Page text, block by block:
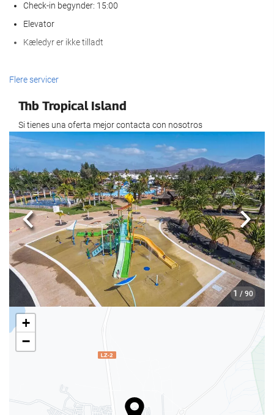
Check-in begynder: 15:00
Elevator
Kæledyr er ikke tilladt
Wellness
Fitness
Receptionen
Døgnåben reception
Bagageopbevaring
Mad og drikke
À la carte-restaurant
Bar
Swimmingpool
Flere servicer
Thb Tropical Island
Si tienes una oferta mejor contacta con nosotros
1 / 90
Previous
+
−